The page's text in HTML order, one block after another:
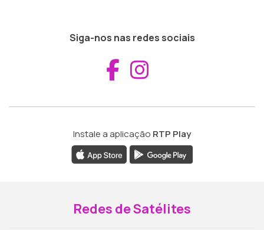
Siga-nos nas redes sociais
Aceder ao
Instale a aplicação RTP Play
Redes de Satélites